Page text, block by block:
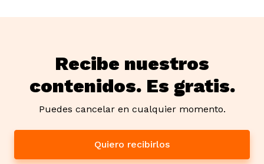
Recibe nuestros
contenidos. Es gratis.
Puedes cancelar en cualquier momento.
Quiero recibirlos